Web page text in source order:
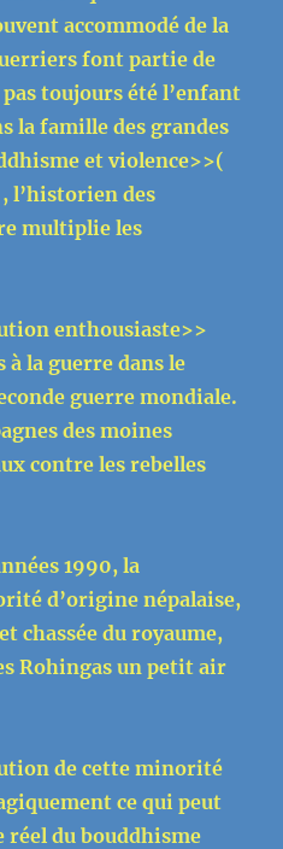
accommodé de la
font partie de
toujours été l’enfant
la famille des grandes
et violence>>(
l’historien des
multiplie les
enthousiaste>>
à la guerre dans le
guerre mondiale.
des moines
contre les rebelles
1990, la
d’origine népalaise,
chassée du royaume,
Rohingas un petit air
de cette minorité
ce qui peut
réel du bouddhisme